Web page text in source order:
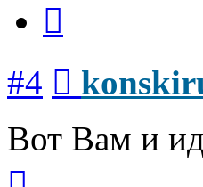
#4
Вот Вам и